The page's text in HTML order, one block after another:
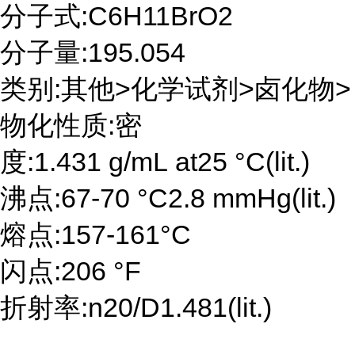
分子式:C6H11BrO2
分子量:195.054
类别:其他>化学试剂>卤化物>
物化性质:密
度:1.431 g/mL at25 °C(lit.)
沸点:67-70 °C2.8 mmHg(lit.)
熔点:157-161°C
闪点:206 °F
折射率:n20/D1.481(lit.)